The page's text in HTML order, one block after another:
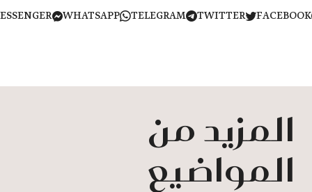
TWITTER
TELEGRAM
WHATSAPP
MESSENGER
المزيد من
المواضيع